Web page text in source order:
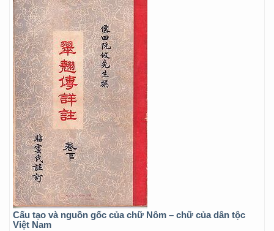
Cấu tạo và nguồn gốc của chữ Nôm – chữ của dân tộc
Việt Nam